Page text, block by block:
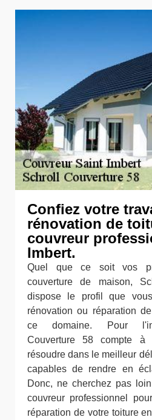
Confiez votre
rénovation de
couvreur
Imbert.
Quel que ce soit vos
couverture de maison,
dispose le profil que
rénovation ou réparation
ce domaine. Pour
Couverture 58 compte à
résoudre dans le meilleur
capables de rendre en
Donc, ne cherchez pas
couvreur professionnel
réparation de votre toiture